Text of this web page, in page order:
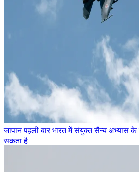
जापान पहली बार भारत में संयुक्त सैन्य अभ्यास
सकता है